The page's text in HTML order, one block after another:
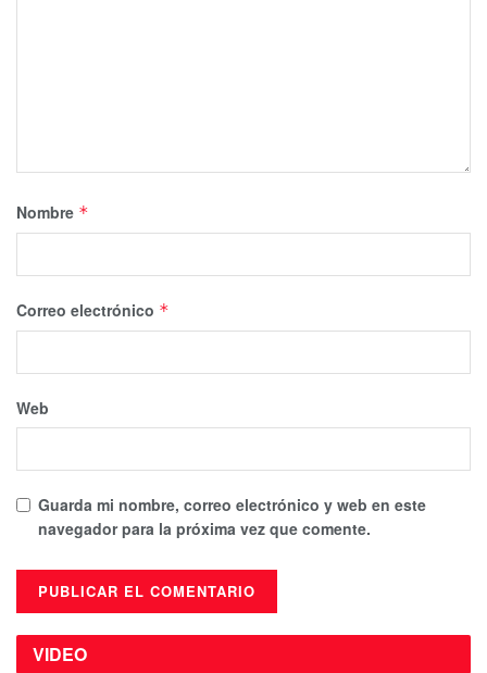
Nombre *
Correo electrónico *
Web
Guarda mi nombre, correo electrónico y web en este
navegador para la próxima vez que comente.
VIDEO